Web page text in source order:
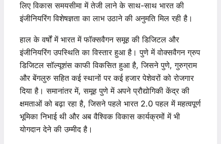
लिए विकास समयसीमा में तेजी लाने के साथ-साथ भारत की
इंजीनियरिंग विशेषज्ञता का लाभ उठाने की अनुमति मिल रही है।
हाल के वर्षों में भारत में फॉक्सवैगन समूह की डिजिटल और
इंजीनियरिंग उपस्थिति का विस्तार हुआ है। पुणे में वोक्सवैगन ग्रुप
डिजिटल सॉल्यूशंस काफी विकसित हुआ है, जिसने पुणे, गुरुग्राम
और बेंगलुरु सहित कई स्थानों पर कई हजार पेशेवरों को रोजगार
दिया है। समानांतर में, समूह पुणे में अपने प्रौद्योगिकी केंद्र की
क्षमताओं को बढ़ा रहा है, जिसने पहले भारत 2.0 पहल में महत्वपूर्ण
भूमिका निभाई थी और अब वैश्विक विकास कार्यक्रमों में भी
योगदान देने की उम्मीद है।